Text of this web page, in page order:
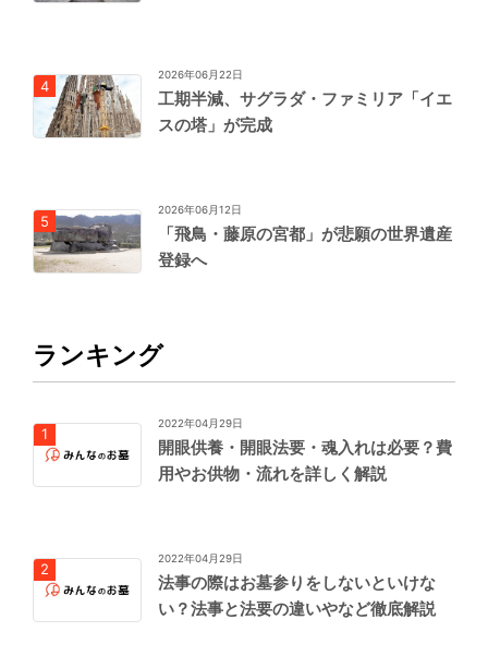
2026年06月22日
工期半減、サグラダ・ファミリア「イエ
スの塔」が完成
2026年06月12日
「飛鳥・藤原の宮都」が悲願の世界遺産
登録へ
ランキング
2022年04月29日
開眼供養・開眼法要・魂入れは必要？費
用やお供物・流れを詳しく解説
2022年04月29日
法事の際はお墓参りをしないといけな
い？法事と法要の違いやなど徹底解説